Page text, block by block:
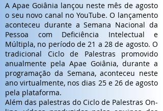
A Apae Goiânia lançou neste mês de agosto
o seu novo canal no YouTube. O lançamento
aconteceu durante a Semana Nacional da
Pessoa com Deficiência Intelectual e
Múltipla, no período de 21 a 28 de agosto. O
tradicional Ciclo de Palestras promovido
anualmente pela Apae Goiânia, durante a
programação da Semana, aconteceu neste
ano virtualmente, nos dias 25 e 26 de agosto
pela plataforma.
Além das palestras do Ciclo de Palestras On-